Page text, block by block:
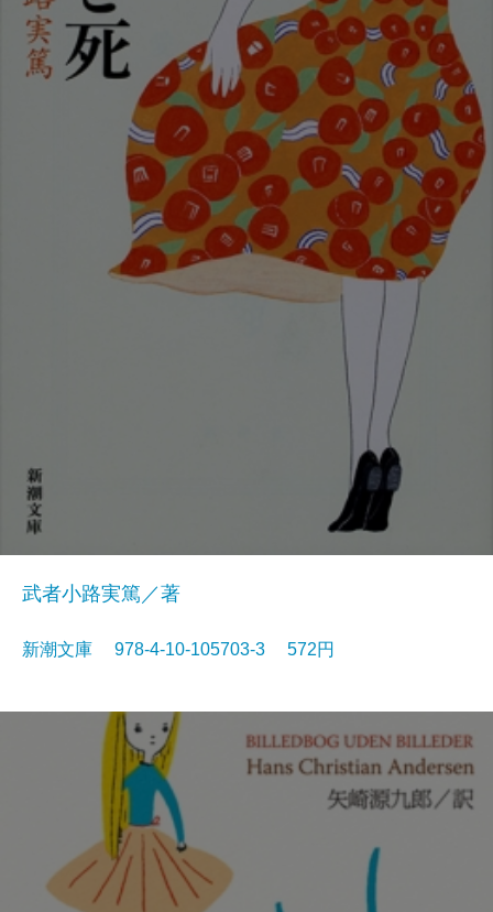
武者小路実篤／著
新潮文庫 978-4-10-105703-3 572円